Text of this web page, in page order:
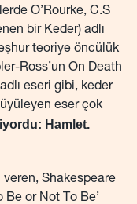
O’Rourke, C.S
bir Keder) adlı
teoriye öncülük
Ross’un On Death
eseri gibi, keder
eser çok
Hamlet.
veren, Shakespeare
or Not To Be’